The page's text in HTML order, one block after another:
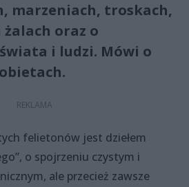
marzeniach, troskach,
oraz o
i ludzi. Mówi o
felietonów jest dziełem
o spojrzeniu czystym i
ale przecież zawsze